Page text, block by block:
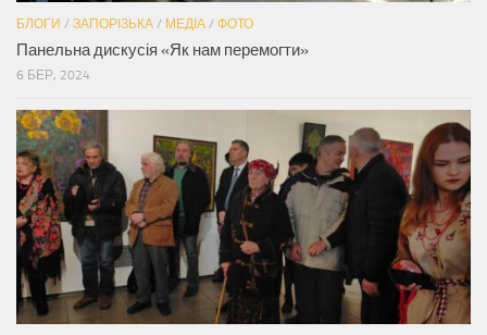
БЛОГИ / ЗАПОРІЗЬКА / МЕДІА / ФОТО
Панельна дискусія «Як нам перемогти»
6 БЕР, 2024